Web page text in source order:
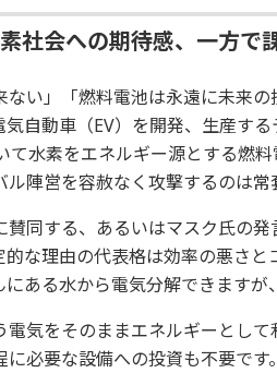
社会への期待感、一方で
ない」「燃料電池は永遠に未来
気自動車（EV）を開発、生産する
て水素をエネルギー源とする燃
陣営を容赦なく攻撃するのは常
賛同する、あるいはマスク氏の
的な理由の代表格は効率の悪さ
ある水から電気分解できますが
電気をそのままエネルギーとし
に必要な設備への投資も不要で